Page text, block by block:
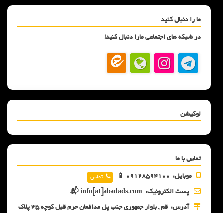
ما را دنبال کنید
در شبکه های اجتماعی مارا دنبال کنید!
لوکیشن
تماس با ما
موبایل: تماس
پست الکترونیک:
آدرس:
قم , بلوار جمهوری جنب پل مدافعان حرم قبل کوچه 35 پلاک